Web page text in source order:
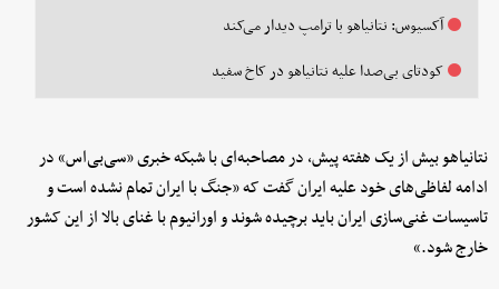
آکسیوس: نتانیاهو با ترامپ دیدار می‌کند
کودتای بی‌صدا علیه نتانیاهو در کاخ سفید
نتانیاهو بیش از یک هفته پیش، در مصاحبه‌ای با شبکه خبری «سی‌بی‌اس» در
ادامه لفاظی‌های خود علیه ایران گفت که «جنگ با ایران تمام نشده است و
تاسیسات غنی‌سازی ایران باید برچیده شوند و اورانیوم با غنای بالا از این کشور
خارج شود.»